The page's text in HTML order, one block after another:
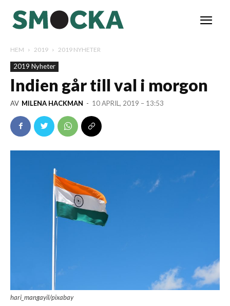
HEM 2019 2019 NYHETER
2019 Nyheter
Indien går till val i morgon
AV MILENA HACKMAN - 10 APRIL, 2019 – 13:53
hari_mangayil/pixabay